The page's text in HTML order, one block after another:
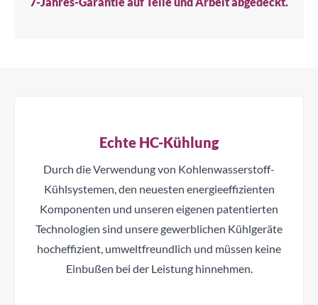
Echte HC-Kühlung
Durch die Verwendung von Kohlenwasserstoff-
Kühlsystemen, den neuesten energieeffizienten
Komponenten und unseren eigenen patentierten
Technologien sind unsere gewerblichen Kühlgeräte
hocheffizient, umweltfreundlich und müssen keine
Einbußen bei der Leistung hinnehmen.